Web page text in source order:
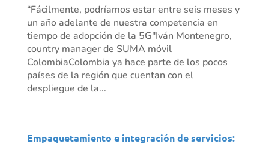
“Fácilmente, podríamos estar entre seis meses y
un año adelante de nuestra competencia en
tiempo de adopción de la 5G"Iván Montenegro,
country manager de SUMA móvil
ColombiaColombia ya hace parte de los pocos
países de la región que cuentan con el
despliegue de la...
Empaquetamiento e integración de servicios: